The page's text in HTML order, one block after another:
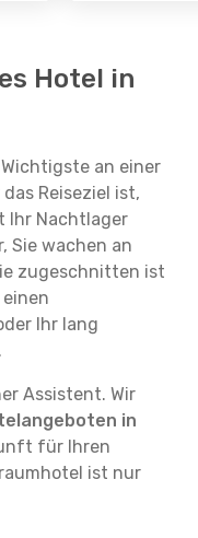
Hotel in
an einer
Reiseziel ist,
Ihr Nachtlager
Sie wachen an
zugeschnitten ist
Ihr lang
Assistent. Wir
in
für Ihren
ist nur